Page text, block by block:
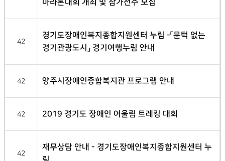
마라톤대회 개최 및 참가선수 모집
42
경기도장애인복지종합지원센터 누림 -「문턱 없는
경기관광도시」 경기여행누림 안내
42 양주시장애인종합복지관 프로그램 안내
42 2019 경기도 장애인 어울림 트레킹 대회
42
재무상담 안내 - 경기도장애인복지종합지원센터 누